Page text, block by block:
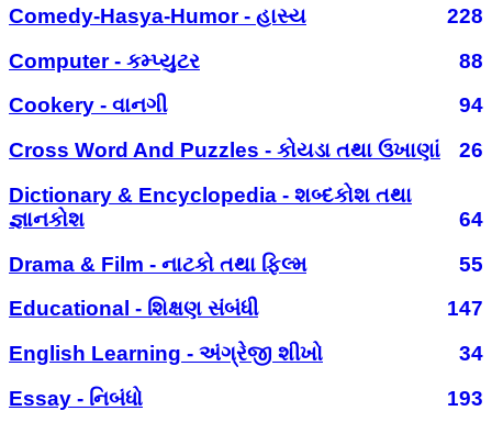
Comedy-Hasya-Humor - હાસ્ય
228
Computer - કમ્પ્યુટર
88
Cookery - વાનગી
94
Cross Word And Puzzles - કોયડા તથા ઉખાણાં
26
Dictionary & Encyclopedia - શબ્દકોશ તથા
જ્ઞાનકોશ
64
Drama & Film - નાટકો તથા ફિલ્મ
55
Educational - શિક્ષણ સંબંધી
147
English Learning - અંગ્રેજી શીખો
34
Essay - નિબંધો
193